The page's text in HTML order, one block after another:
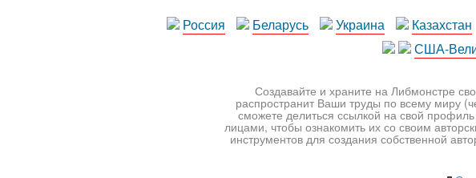
Россия Беларусь Украина Казахстан
США-
Создавайте и храните на Либмонстре
распространит Ваши труды по всему миру
сможете делиться ссылкой на свой
лицами, чтобы ознакомить их со своим
инструментов для создания собственной